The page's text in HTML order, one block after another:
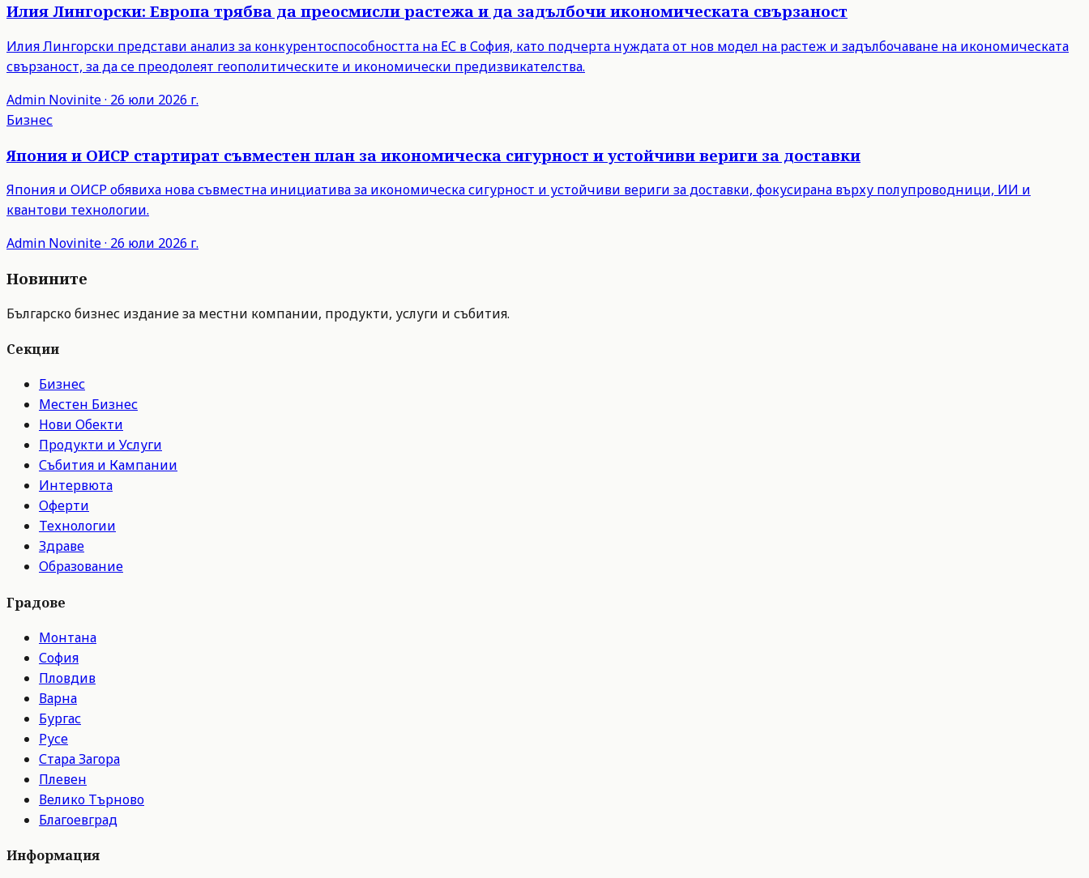
Илия Лингорски: Европа трябва да преосмисли растежа и да задълбочи икономическата свързаност
Илия Лингорски представи анализ за конкурентоспособността на ЕС в София, като подчерта нуждата от нов модел на растеж и задълбочаване на икономическата
свързаност, за да се преодолеят геополитическите и икономически предизвикателства.
Admin Novinite· 26 юли 2026 г.
Бизнес
Япония и ОИСР стартират съвместен план за икономическа сигурност и устойчиви вериги за доставки
Япония и ОИСР обявиха нова съвместна инициатива за икономическа сигурност и устойчиви вериги за доставки, фокусирана върху полупроводници, ИИ и
квантови технологии.
Admin Novinite· 26 юли 2026 г.
Новините
Българско бизнес издание за местни компании, продукти, услуги и събития.
Секции
Бизнес
Местен Бизнес
Нови Обекти
Продукти и Услуги
Събития и Кампании
Интервюта
Оферти
Технологии
Здраве
Образование
Градове
Монтана
София
Пловдив
Варна
Бургас
Русе
Стара Загора
Плевен
Велико Търново
Благоевград
Информация